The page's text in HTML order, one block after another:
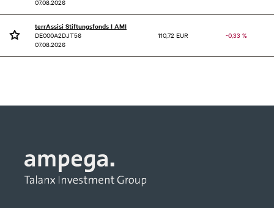
07.08.2026
terrAssisi Stiftungsfonds I AMI
DE000A2DJT56
07.08.2026
110,72 EUR -0,33 %